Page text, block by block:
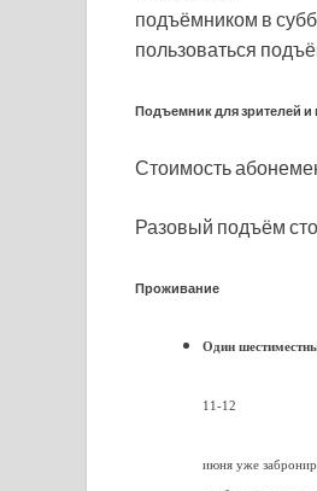
подъёмником в
пользоваться
Подъемник для зрителей и
Стоимость
Разовый подъём
Проживание
Один
11-12
июня уже